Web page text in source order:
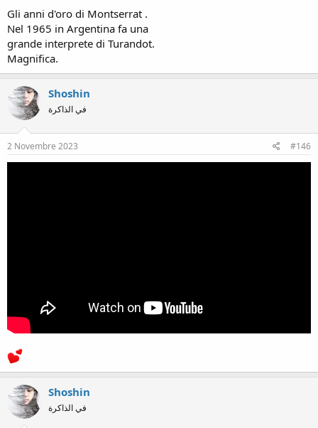
Gli anni d'oro di Montserrat .
Nel 1965 in Argentina fa una
grande interprete di Turandot.
Magnifica.
Shoshin
في الذاكرة
2 Novembre 2023 #146
Shoshin
في الذاكرة